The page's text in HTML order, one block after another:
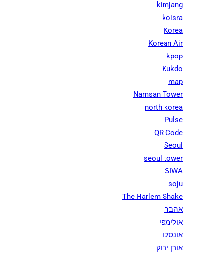
kimjang
koisra
Korea
Korean Air
kpop
Kukdo
map
Namsan Tower
north korea
Pulse
QR Code
Seoul
seoul tower
SIWA
soju
The Harlem Shake
אהבה
אולימפי
אונסקו
אורן ירוק